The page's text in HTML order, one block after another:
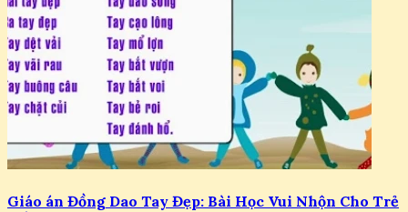
Giáo án Đồng Dao Tay Đẹp: Bài Học Vui Nhộn Cho Trẻ